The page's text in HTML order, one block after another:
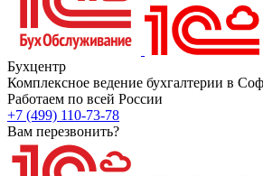
Бухцентр
Комплексное ведение бухгалтерии в
Работаем по всей России
+7 (499) 110-73-78
Вам перезвонить?